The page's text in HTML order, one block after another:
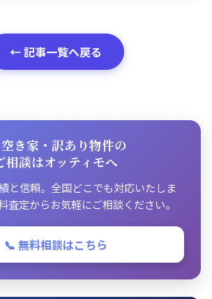
← 記事一覧へ戻る
き家・訳あり物件の
相談はオッティモへ
と信頼。全国どこでも対応いたしま
査定からお気軽にご相談ください。
📞 無料相談はこちら